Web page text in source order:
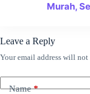
Murah,
Leave a Reply
Your email address will
Name*